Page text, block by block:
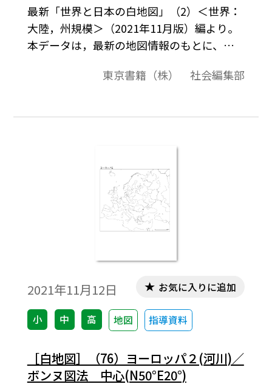
最新「世界と日本の白地図」（2）＜世界：
大陸，州規模＞（2021年11月版）編より。
本データは，最新の地図情報のもとに、高
ト作成やワークシート作成などで，自由に
東京書籍（株） 社会編集部
2021年11月12日
小 中 高 地図 指導資料
お気に入りに追加
［白地図］（76）ヨーロッパ２(河川)／
ボンヌ図法 中心(N50°E20°)